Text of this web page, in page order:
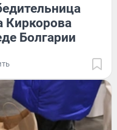
Киркорова
Болгарии